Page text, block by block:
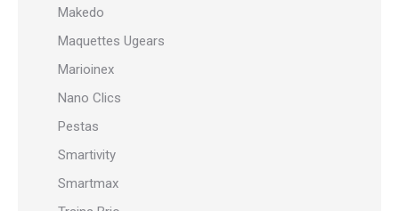
Makedo
Maquettes Ugears
Marioinex
Nano Clics
Pestas
Smartivity
Smartmax